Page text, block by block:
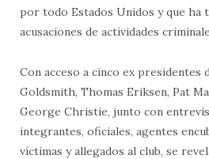
por todo Estados Unidos y que ha
acusaciones de actividades
Con acceso a cinco ex presidentes
Goldsmith, Thomas Eriksen, Pat
George Christie, junto con
integrantes, oficiales, agentes
víctimas y allegados al club, se